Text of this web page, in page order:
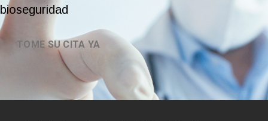
bioseguridad
TOME SU CITA YA